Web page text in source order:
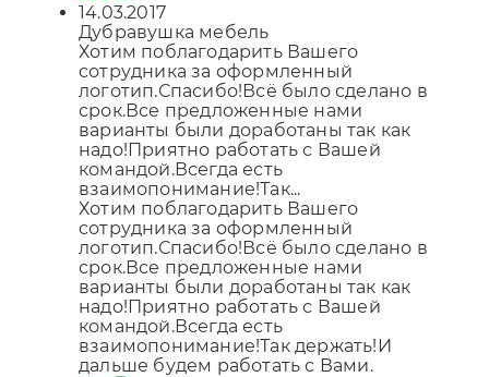
14.03.2017
Дубравушка мебель
Хотим поблагодарить Вашего
сотрудника за оформленный
логотип.Спасибо!Всё было сделано в
срок.Все предложенные нами
варианты были доработаны так как
надо!Приятно работать с Вашей
командой.Всегда есть
взаимопонимание!Так...
Хотим поблагодарить Вашего
сотрудника за оформленный
логотип.Спасибо!Всё было сделано в
срок.Все предложенные нами
варианты были доработаны так как
надо!Приятно работать с Вашей
командой.Всегда есть
взаимопонимание!Так держать!И
дальше будем работать с Вами.